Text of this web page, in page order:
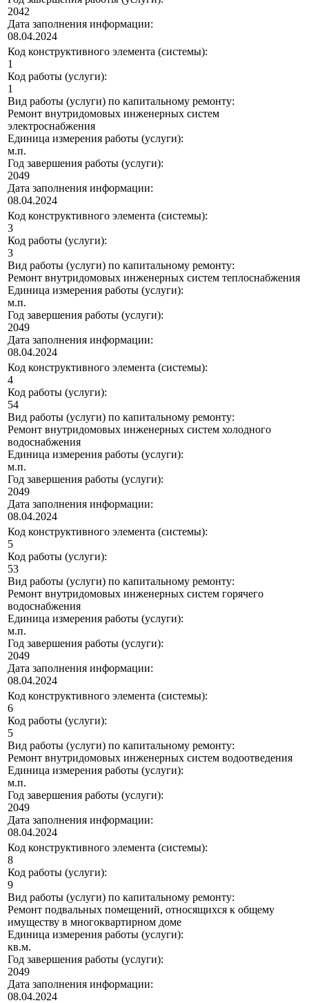
2042
Дата заполнения информации:
08.04.2024
Код конструктивного элемента (системы):
1
Код работы (услуги):
1
Вид работы (услуги) по капитальному ремонту:
Ремонт внутридомовых инженерных систем
электроснабжения
Единица измерения работы (услуги):
м.п.
Год завершения работы (услуги):
2049
Дата заполнения информации:
08.04.2024
Код конструктивного элемента (системы):
3
Код работы (услуги):
3
Вид работы (услуги) по капитальному ремонту:
Ремонт внутридомовых инженерных систем теплоснабжения
Единица измерения работы (услуги):
м.п.
Год завершения работы (услуги):
2049
Дата заполнения информации:
08.04.2024
Код конструктивного элемента (системы):
4
Код работы (услуги):
54
Вид работы (услуги) по капитальному ремонту:
Ремонт внутридомовых инженерных систем холодного
водоснабжения
Единица измерения работы (услуги):
м.п.
Год завершения работы (услуги):
2049
Дата заполнения информации:
08.04.2024
Код конструктивного элемента (системы):
5
Код работы (услуги):
53
Вид работы (услуги) по капитальному ремонту:
Ремонт внутридомовых инженерных систем горячего
водоснабжения
Единица измерения работы (услуги):
м.п.
Год завершения работы (услуги):
2049
Дата заполнения информации:
08.04.2024
Код конструктивного элемента (системы):
6
Код работы (услуги):
5
Вид работы (услуги) по капитальному ремонту:
Ремонт внутридомовых инженерных систем водоотведения
Единица измерения работы (услуги):
м.п.
Год завершения работы (услуги):
2049
Дата заполнения информации:
08.04.2024
Код конструктивного элемента (системы):
8
Код работы (услуги):
9
Вид работы (услуги) по капитальному ремонту:
Ремонт подвальных помещений, относящихся к общему
имуществу в многоквартирном доме
Единица измерения работы (услуги):
кв.м.
Год завершения работы (услуги):
2049
Дата заполнения информации:
08.04.2024